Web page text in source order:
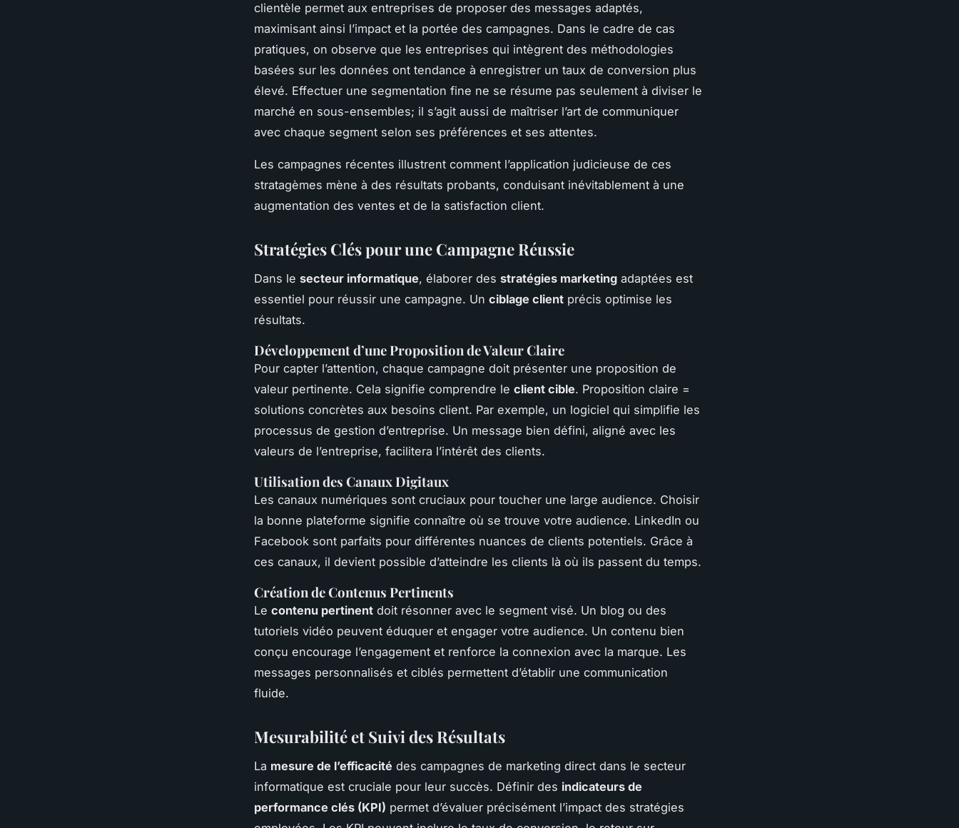
clientèle permet aux entreprises de proposer des messages adaptés,
maximisant ainsi l’impact et la portée des campagnes. Dans le cadre de cas
pratiques, on observe que les entreprises qui intègrent des méthodologies
basées sur les données ont tendance à enregistrer un taux de conversion plus
élevé. Effectuer une segmentation fine ne se résume pas seulement à diviser le
marché en sous-ensembles; il s’agit aussi de maîtriser l’art de communiquer
avec chaque segment selon ses préférences et ses attentes.
Les campagnes récentes illustrent comment l’application judicieuse de ces
stratagèmes mène à des résultats probants, conduisant inévitablement à une
augmentation des ventes et de la satisfaction client.
Stratégies Clés pour une Campagne Réussie
Dans le secteur informatique, élaborer des stratégies marketing adaptées est
essentiel pour réussir une campagne. Un ciblage client précis optimise les
résultats.
Développement d’une Proposition de Valeur Claire
Pour capter l’attention, chaque campagne doit présenter une proposition de
valeur pertinente. Cela signifie comprendre le client cible. Proposition claire =
solutions concrètes aux besoins client. Par exemple, un logiciel qui simplifie les
processus de gestion d’entreprise. Un message bien défini, aligné avec les
valeurs de l’entreprise, facilitera l’intérêt des clients.
Utilisation des Canaux Digitaux
Les canaux numériques sont cruciaux pour toucher une large audience. Choisir
la bonne plateforme signifie connaître où se trouve votre audience. LinkedIn ou
Facebook sont parfaits pour différentes nuances de clients potentiels. Grâce à
ces canaux, il devient possible d’atteindre les clients là où ils passent du temps.
Création de Contenus Pertinents
Le contenu pertinent doit résonner avec le segment visé. Un blog ou des
tutoriels vidéo peuvent éduquer et engager votre audience. Un contenu bien
conçu encourage l’engagement et renforce la connexion avec la marque. Les
messages personnalisés et ciblés permettent d’établir une communication
fluide.
Mesurabilité et Suivi des Résultats
La mesure de l’efficacité des campagnes de marketing direct dans le secteur
informatique est cruciale pour leur succès. Définir des indicateurs de
performance clés (KPI) permet d’évaluer précisément l’impact des stratégies